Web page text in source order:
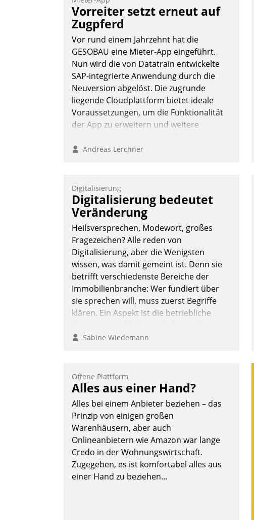
Vernetzungsideen fürs Quartier.
Dazwischen zeigte Datatrain, was es
Neues zu bieten hat.
Nadja Hußmann
Vorreiter setzt erneut auf
Zugpferd
Vor rund einem Jahrzehnt hat die
GESOBAU eine Mieter-App eingeführt.
Nun wird die von Datatrain entwickelte
SAP-integrierte Anwendung durch die
Neuversion abgelöst. Die zugrunde
liegende Cloudplattform bietet ideale
Voraussetzungen, um die Funktionalität
der App zu erweitern und weitere
in SAP zu integrieren.
Andreas Lerchner
Digitalisierung
Digitalisierung bedeutet
Veränderung
Heilsversprechen, Modewort, großes
Fragezeichen? Alle reden von
Digitalisierung, aber die Wenigsten
wissen, was damit gemeint ist. Denn sie
betrifft verschiedenste Bereiche der
Immobilienbranche: Wer fundiert über
sie sprechen will, muss zuerst Begriffe
klären. Ein Aspekt ist die betriebliche
ermöglichen große Einsparungen durch
Allein mit der Einführung einer neuen
Software ist es nicht getan. Die
Digitalisierung erfordert von
Unternehmen die Bereitschaft, sich zu
überprüfen, zu hinterfragen und zu
verändern.
Sabine Wiedemann
Offene Plattform
Alles aus einer Hand?
Alles bei einem Anbieter beziehen – das
Prinzip von einigen großen
Warenhäusern, aber auch
Onlineanbietern wie Amazon war lange
Credo in der Wohnungswirtschaft.
Zugegeben, es ist komfortabel alles aus
einer Hand zu beziehen...